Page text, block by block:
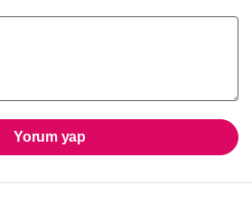
Yorum yap